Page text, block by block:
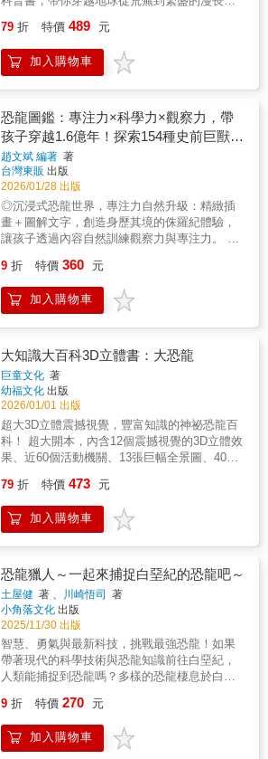
龍與各類已滅絕生物的真實樣貌。✎帶領讀者
橫跨 45 億年的地球生命史，讓古生物學變得既
迷人又容易理解，適合各年齡層的讀者。
入古生代：大陸覆滿綠意，植物形成廣闊森
林，昆蟲振翅飛翔，海洋脊椎動物學會登陸生
存。接著來到中生代——恐龍稱霸的時期：如
巨大的暴龍、長頸的雷龍、笨重的劍龍，它們
曾經漫步在地球之上。最後進入新生代冰河時
期，迎接邂逅猛獁象與早期人類等哺乳動物的
出現。本書以精彩生動的插圖、資訊圖表與地
圖，重現恐龍與各類已滅絕生物的真實樣貌，
將古生物學以視覺化方式普及化。。作者善用
視覺描繪知識，她的插畫不是「重現真實」，
繽紛、充滿美學。跟著她的圖像一起橫跨 45 億
年的地球生命史，你將發現古生物學變得既迷
人又容易理解，適合各年齡層的讀者。 「本書
生命……你或許會因為書中廣受歡迎的恐龍而
來，但更重要的是，你將獲得一次關於這顆神
奇星球及其孕育的生命歷程的非凡速成課
程。」 ——《書單》（Booklist）星級評論
79 折 特價 489 元
加入購物車
恐龍圖鑑：專注力×科學力×觀察力，帶
孩子穿越1.6億年！探索154種史前巨獸的
祕密
趙文斌 編著 著
台灣東販 出版
2026/01/28 出版
◎沉浸式恐龍世界，專注力自然升級：精緻插
畫＋圖解文字，創造身歷其境的侏羅紀體驗，
讓孩子透過內容自然訓練觀察力與專注力。 ◎
生活推論與特徵對照，練習科學思維與邏輯能
力。 ◎爸媽安心買的高CP值圖鑑：內容紮實孩
子會反覆研讀、家長免陪讀也OK，是值得收藏
滿目的童書世界裡，家長最難做的決定之一，
就是如何選出一本「孩子讀得開心，家長也覺
得值得」的書。《恐龍圖鑑》正是這樣一本從
孩子到大人都會反覆翻閱、越讀越有收穫的高
品質科普書。它不只讓孩子認識恐龍，更讓閱
讀變成能力養成的起點，是一本值得珍藏、陪
伴孩子成長多年的自然科普寶典。◎一翻開
書，就像打開通往史前世界的大門想像孩子翻
開書頁的那一瞬間，彷彿穿越時空，踏入恐龍
式命名的恐龍，從威武的暴龍到優雅的梁龍，
從具羽毛痕跡的始祖鳥到全身披甲的甲龍，每
一種都以高清彩色插圖、生動特徵圖解與照片
意、生存年代、身體構造與部位圖解、化石分
布與命名者、體長體重與食性、科學研究補充
（如羽毛證據、群居行為、狩獵推測）。孩子
不只是看到巨獸的「外型」，還能讀懂牠們如
何生活、如何演化，以及科學家如何從化石推
理出牠們的真實面貌。◎這本書能讓孩子獲得
什麼？比外表更重要的，是內在的能力養成①
大魅力就是「越看越想看」。孩子在比較不同
恐龍的骨骼形狀、爪子長短、牙齒排列時，自
然進入深度專注狀態。這種持續觀察細節的過
9 折 特價 360 元
加入購物車
大知識大百科3D立體書：大恐龍
巨童文化 著
幼福文化 出版
2026/01/01 出版
超大3D立體震撼視覺，豐富知識的神祕恐龍百
科！ 超大開本，內含12個震撼視覺的3D立體效
果、近60個活動機關、13張巨幅全景圖、40多
上。 動手翻一翻，冒出立體火山，一起研究火
山噴發的奧祕；找出隱藏知識，發現更多關於
恐龍的祕密；打開80公分長的書中書，看看誰
代，認識各種肉食恐龍、植食恐龍與遠古爬行
動物；還能了解恐龍的體型差異、攻擊與防身
武器，以及恐龍滅亡的原因與化石的形成。 這
本大恐龍立體書中有60種以上的恐龍和古生
物，編寫了150多個孩子好奇的知識，適合親子
共讀，一起在充滿驚奇的恐龍世界中探險！
【專業審訂】楊子睿｜國立自然科學博物館地
質學組副研究員 恐龍一直是不分男女老少且廣
受喜愛的主題，在國立自然科學博物館也是最
受邀審訂與推薦非常多與恐龍有關的書籍，其
中也不乏經典的恐龍圖鑑，然而能在閱讀同時
79 折 特價 473 元
加入購物車
恐龍獵人～一起來捕捉白堊紀的恐龍吧～
土屋健 著 、 川崎悟司
著
小角落文化 出版
2025/11/30 出版
智慧、勇氣與最新科技，挑戰最強恐龍！如果
帶著現代的科學技術與恐龍知識前往白堊紀，
人類能捕捉到恐龍嗎？多樣的恐龍棲息於白堊
態與當時的環境，思考「人類該如何才能捕捉
恐龍」。由長年撰寫與監修恐龍著作的科學作
家土屋健監修，書中將挑戰與58種恐龍正面對
9 折 特價 270 元
加入購物車